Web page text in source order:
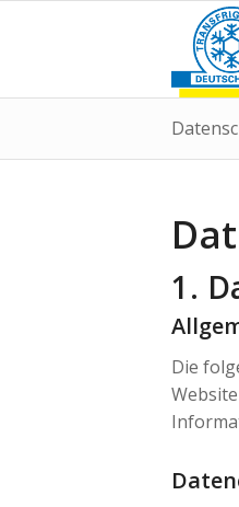
1.
Die